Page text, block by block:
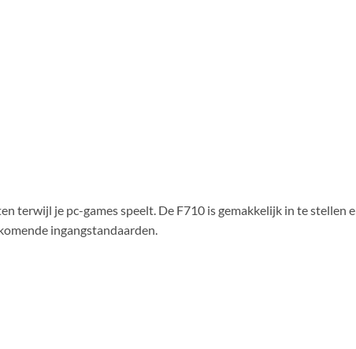
terwijl je pc-games speelt. De F710 is gemakkelijk in te stellen
ingangstandaarden.